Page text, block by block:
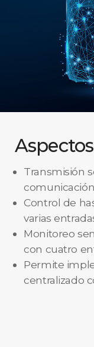
Transmisión
Control de
varias
Monitoreo
con cuatro
Permite
centralizado